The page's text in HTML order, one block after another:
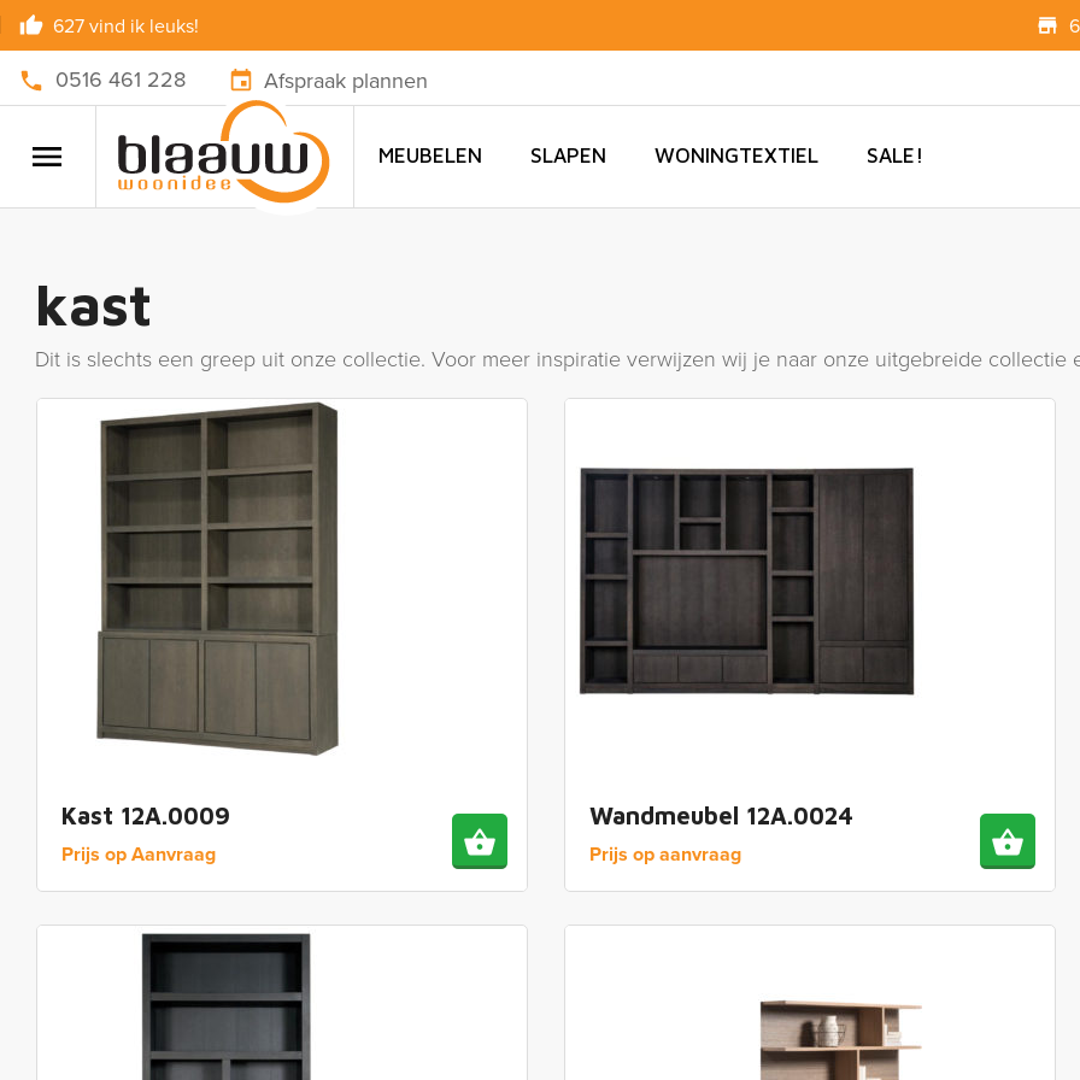
627 vind ik leuks!
0516 461 228 Afspraak plannen
MEUBELEN SLAPEN WONINGTEXTIEL SALE!
kast
Dit is slechts een greep uit onze collectie. Voor meer inspiratie verwijzen wij je naar onze uitgebreide
Kast 12A.0009
Prijs op Aanvraag
Wandmeubel 12A.0024
Prijs op aanvraag